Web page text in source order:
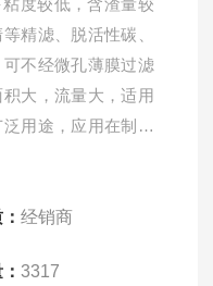
度较低，含渣量较
精滤、脱活性碳、
不经微孔薄膜过滤
大，流量大，适用
用途，应用在制药
：经销商
3317